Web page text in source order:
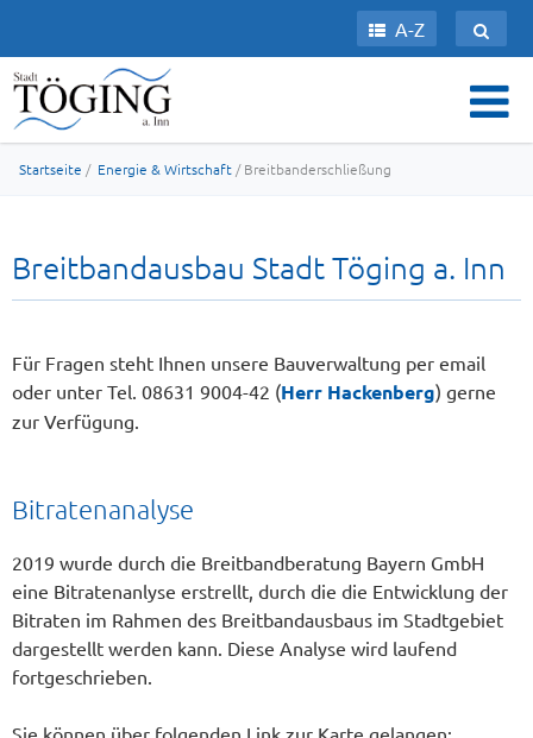
A-Z
Startseite / Energie & Wirtschaft / Breitbanderschließung
Breitbandausbau Stadt Töging a. Inn
Für Fragen steht Ihnen unsere Bauverwaltung per email
oder unter Tel. 08631 9004-42 (Herr Hackenberg) gerne
zur Verfügung.
Bitratenanalyse
2019 wurde durch die Breitbandberatung Bayern GmbH
eine Bitratenanlyse erstrellt, durch die die Entwicklung der
Bitraten im Rahmen des Breitbandausbaus im Stadtgebiet
dargestellt werden kann. Diese Analyse wird laufend
fortgeschrieben.
Sie können über folgenden Link zur Karte gelangen: